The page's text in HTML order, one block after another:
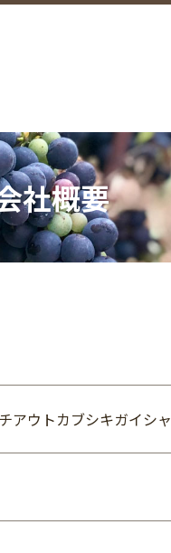
社概要
ウトカブシキガイシャ